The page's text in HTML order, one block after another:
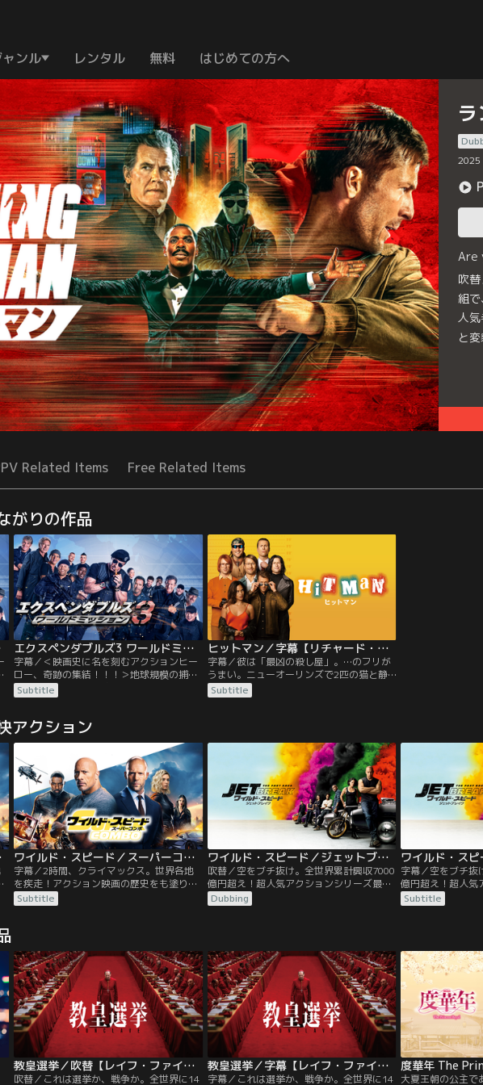
ャンル レンタル 無料 はじめての方へ
2025
Are
吹
組
人
と
Related Items Free Related Items
がりの作品
エクスペンダブルズ3 ワールドミッション／字幕【S・スタローン＋J・ステイサム】
字幕／＜映画史に名を刻むアクションヒー
ロー、奇跡の集結！！！＞地球規模の捕獲
作戦、始動！最強の傭兵軍団“エクスペンダ
ブルズ”を率いるバーニーに下されたCIAの
つて共にエクスペンダブルズを結成した仲
ストーンバンクスの捕獲作戦だった…。
Subtitle
ヒットマン／字幕【リチャード・リンクレイター監督×グレン・パウエル主演】
字幕／彼は「最凶の殺し屋」。…のフリが
うまい。ニューオーリンズで2匹の猫と静
かに暮らすゲイリー・ジョンソン（グレ
ン・パウエル）は、大学で心理学と哲学を
り、ゲイリーが急遽代わりを務めること
Subtitle
アクション
替 ワイルド・スピード／スーパーコンボ／字幕
字幕／2時間、クライマックス。世界各地
を疾走！アクション映画の歴史をも塗り替
えるぶっちぎりのスケール感！ロサンゼル
スで娘と暮らす追跡のプロで元FBI特別捜査
ド・ショウ。2人の元に、行方をくらませ
たMI6の女性エージェントのハッティを保
護して欲しいという政府の協力要請が入
る。
Subtitle
ワイルド・スピード／ジェットブレイク／吹替
吹替／空をブチ抜け。全世界累計興収7000
億円超え！超人気アクションシリーズ最新
作。兄ドミニクvs弟ジェイコブ。ワールド
クラスの兄弟バトル！！ドミニクはレティ
せを聞く。ローマンら“ファミリー”と合流
したドミニクは…。
Dubbing
字幕／空をブチ抜
億円超え！超人気
作。兄ドミニクvs
クラスの兄弟バト
せを聞く。ローマ
したドミニクは…
Subtitle
教皇選挙／吹替【レイフ・ファインズ主演】
吹替／これは選挙か、戦争か。全世界に14
教皇選挙／字幕【レイフ・ファインズ主演】
字幕／これは選挙か、戦争か。全世界に14
度華年 The
大夏王朝の公主で